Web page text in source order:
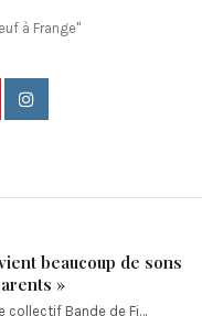
à Frange"
beaucoup de sons
»
collectif Bande de Fi…